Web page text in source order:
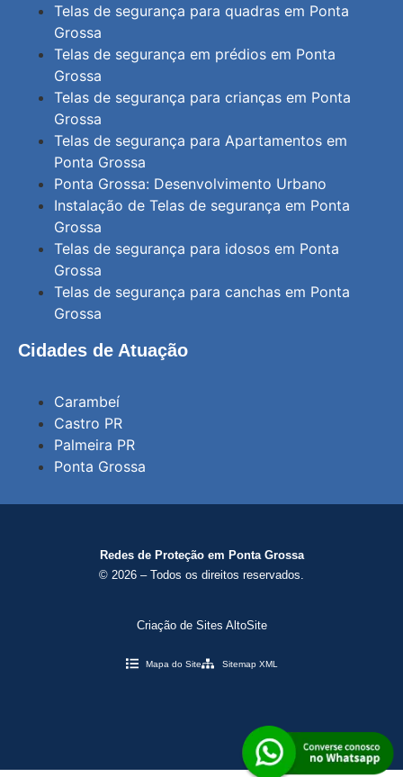
Telas de segurança para quadras em Ponta
Grossa
Telas de segurança em prédios em Ponta
Grossa
Telas de segurança para crianças em Ponta
Grossa
Telas de segurança para Apartamentos em
Ponta Grossa
Ponta Grossa: Desenvolvimento Urbano
Instalação de Telas de segurança em Ponta
Grossa
Telas de segurança para idosos em Ponta
Grossa
Telas de segurança para canchas em Ponta
Grossa
Cidades de Atuação
Carambeí
Castro PR
Palmeira PR
Ponta Grossa
Redes de Proteção em Ponta Grossa
© 2026 – Todos os direitos reservados.
Criação de Sites AltoSite
Mapa do Site Sitemap XML